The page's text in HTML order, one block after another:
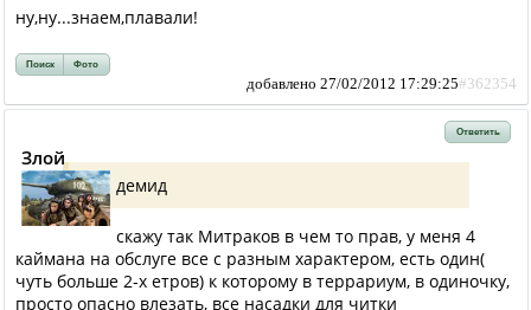
ну,ну...знаем,плавали!
Поиск Фото
добавлено 27/02/2012 17:29:25#362354
Ответить
Злой
демид
скажу так Митраков в чем то прав, у меня 4
каймана на обслуге все с разным характером, есть один(
чуть больше 2-х етров) к которому в террариум, в одиночку,
просто опасно влезать, все насадки для читки